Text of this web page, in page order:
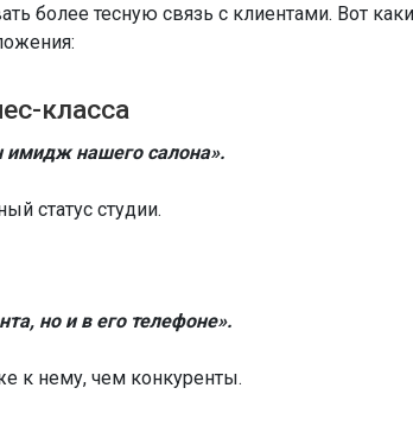
более тесную связь с клиентами. Вот
класса
имидж нашего салона».
статус студии.
но и в его телефоне».
к нему, чем конкуренты.